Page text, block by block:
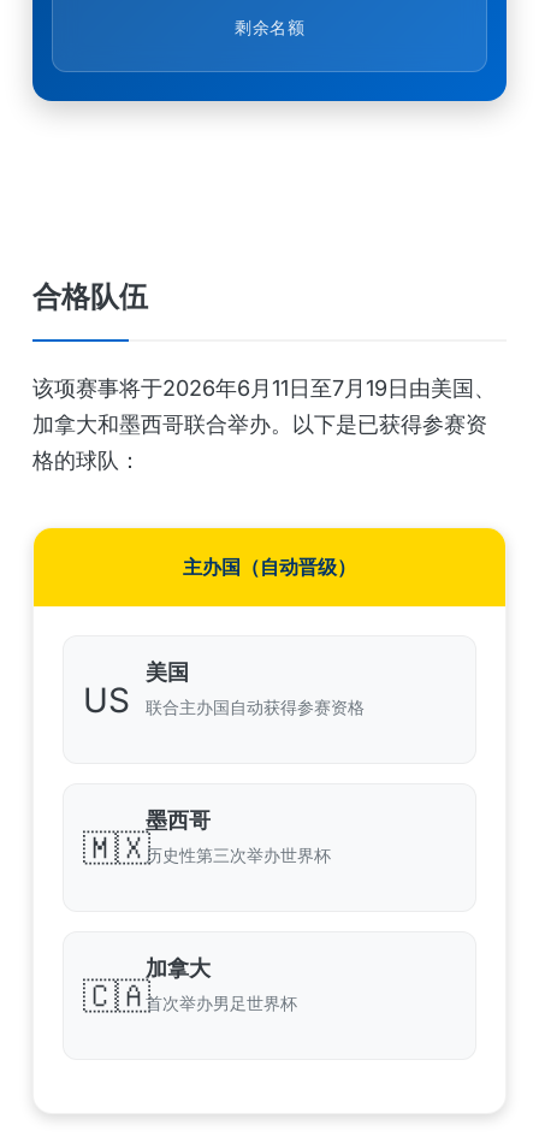
剩余名额
合格队伍
该项赛事将于2026年6月11日至7月19日由美国、
加拿大和墨西哥联合举办。以下是已获得参赛资
格的球队：
主办国（自动晋级）
US
美国
联合主办国自动获得参赛资格
🇲🇽
墨西哥
历史性第三次举办世界杯
🇨🇦
加拿大
首次举办男足世界杯